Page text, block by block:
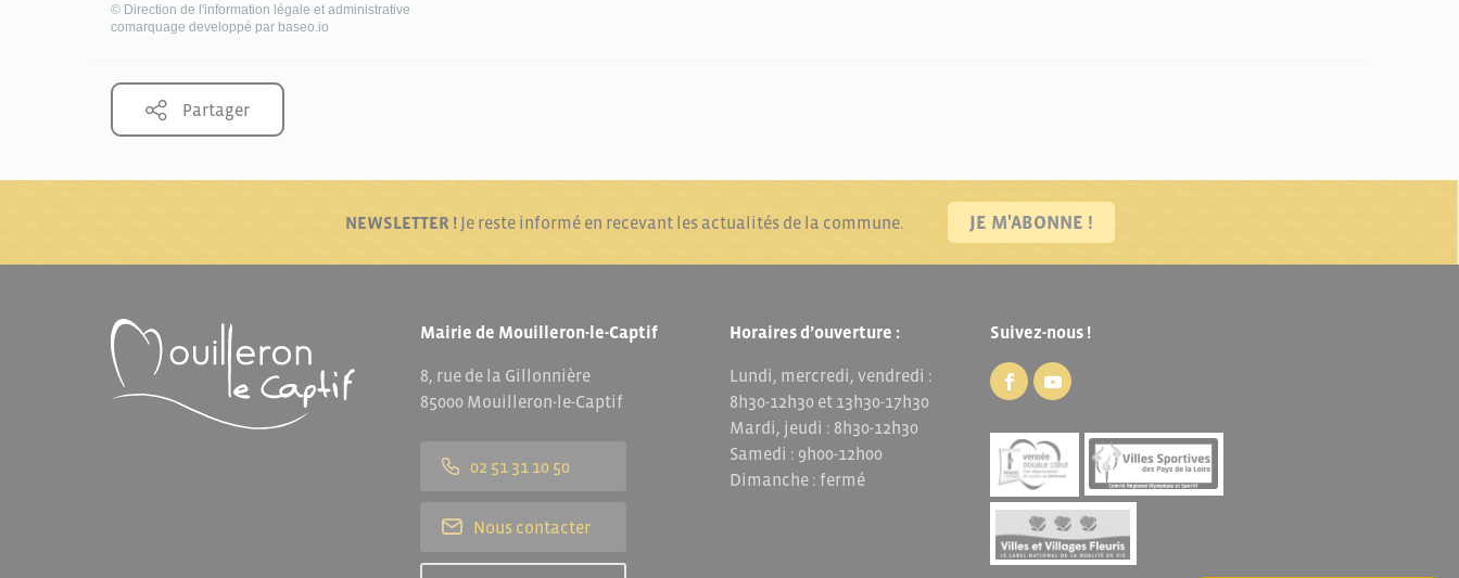
© Direction de l'information légale et administrative
comarquage developpé par baseo.io
Partager
NEWSLETTER !Je reste informé en recevant les actualités de la commune. JE M'ABONNE !
Mairie de Mouilleron-le-Captif
8, rue de la Gillonnière
85000 Mouilleron-le-Captif
02 51 31 10 50
Nous contacter
Horaires d’ouverture :
Lundi, mercredi, vendredi :
8h30-12h30 et 13h30-17h30
Mardi, jeudi : 8h30-12h30
Samedi : 9h00-12h00
Dimanche : fermé
Suivez-nous !